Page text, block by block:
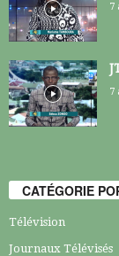
7
7
CATÉGORIE
Télévision
Journaux Télévisés